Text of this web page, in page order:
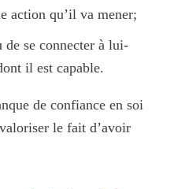
action qu’il va mener;
de se connecter à lui-
il est capable.
de confiance en soi
le fait d’avoir